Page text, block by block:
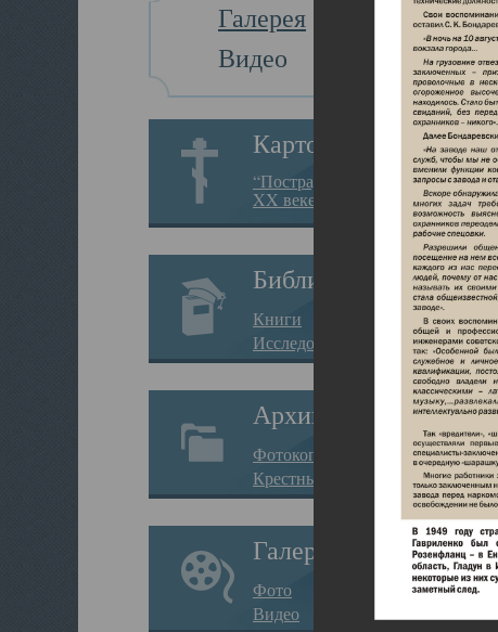
Галерея
Видео
Картотека
“Пострадавшие за веру в
XX веке на Севере”
Библиотека
Книги
Исследования
Архив
Фотокопии дел
Крестные ходы
Галерея
Фото
Видео